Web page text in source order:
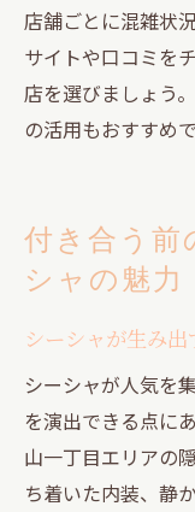
店舗ごとに混雑状
サイトや口コミを
店を選びましょう
の活用もおすすめで
付き合う前
シャの魅力
シーシャが生み
シーシャが人気を
を演出できる点に
山一丁目エリアの
ち着いた内装、静